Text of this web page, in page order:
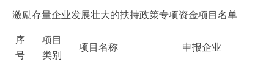
激励存量企业发展壮大的扶持政策专项资金项目名单
序
号
项目
类别
项目名称 申报企业